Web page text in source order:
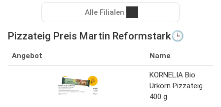
Alle Filialen
Pizzateig Preis Martin Reformstark🕒
Angebot Name
KORNELIA Bio
Urkorn Pizzateig
400 g